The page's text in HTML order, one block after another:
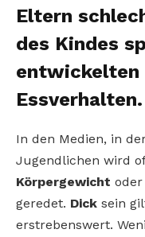
Eltern
des Kindes
entwickelten
Essverhalten.
In den Medien, in
Jugendlichen wird
Körpergewicht
geredet. Dick sein
erstrebenswert.